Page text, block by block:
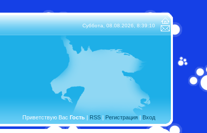
Суббота, 08.08.2026,8:39:10
Приветствую Вас Гость| RSS| Регистрация| Вход